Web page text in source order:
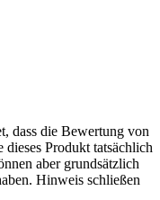
dass die Bewertung von
Produkt tatsächlich
aber grundsätzlich
Hinweis schließen